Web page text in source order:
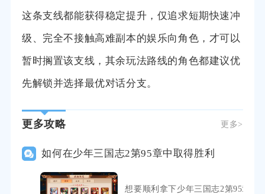
这条支线都能获得稳定提升，仅追求短期快速冲
级、完全不接触高难副本的娱乐向角色，才可以
暂时搁置该支线，其余玩法路线的角色都建议优
先解锁并选择最优对话分支。
更多攻略 更多>
如何在少年三国志2第95章中取得胜利
想要顺利拿下少年三国志2第95章，